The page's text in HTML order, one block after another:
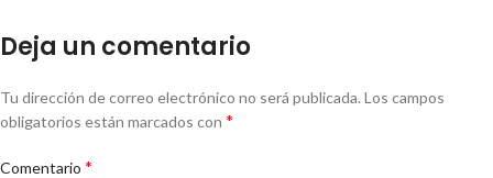
Deja un comentario
Tu dirección de correo electrónico no será publicada. Los campos
obligatorios están marcados con *
Comentario *